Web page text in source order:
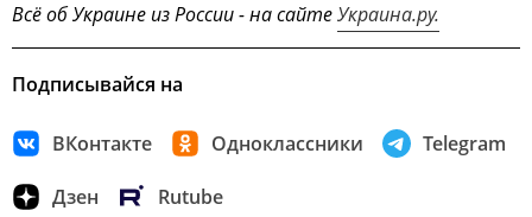
Всё об Украине из России - на сайтеУкраина.ру.
Подписывайся на
ВКонтакте Одноклассники Telegram
Дзен Rutube